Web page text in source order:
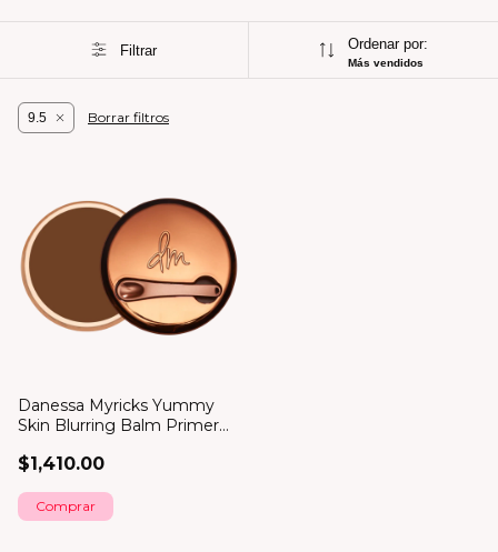
Filtrar Ordenar por:
Más vendidos
9.5 Borrar filtros
Danessa Myricks Yummy
Skin Blurring Balm Primer
$1,410.00
Comprar